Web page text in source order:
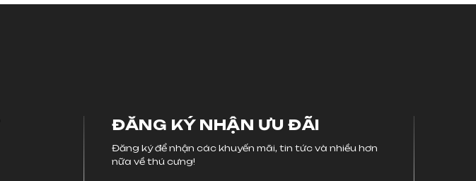
ĐĂNG KÝ NHẬN ƯU ĐÃI
Đăng ký để nhận các khuyến mãi, tin tức và nhiều hơn
nữa về thú cưng!